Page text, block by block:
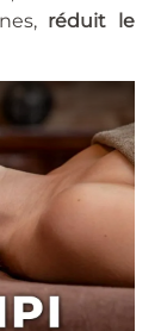
réduit le